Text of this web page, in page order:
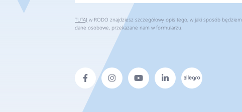
TUTAJ w RODO znajdziesz szczegółowy opis tego, w jaki sposób
dane osobowe, przekazane nam w formularzu.